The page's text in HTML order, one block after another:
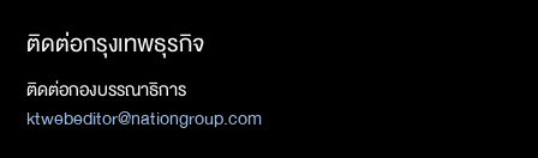
ติดต่อกรุงเทพธุรกิจ
ติดต่อกองบรรณาธิการ
ktwebeditor@nationgroup.com